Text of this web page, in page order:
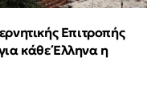
Επιτροπής
κάθε Έλληνα η